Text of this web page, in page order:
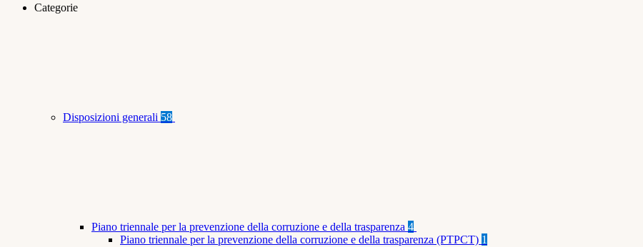
Categorie
Disposizioni generali 58
Piano triennale per la prevenzione della corruzione e della trasparenza 4
Piano triennale per la prevenzione della corruzione e della trasparenza (PTPCT) 1